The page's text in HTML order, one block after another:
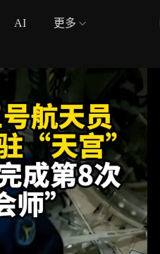
AI 更多